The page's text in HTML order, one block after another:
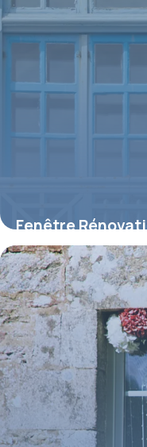
Fenêtre
2026
14 mai 2026